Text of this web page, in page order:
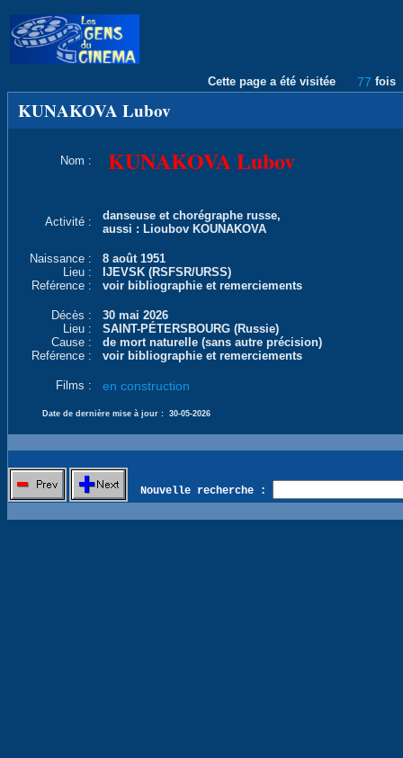
Cette page a été visitée 77 fois
KUNAKOVA Lubov
Nom : KUNAKOVA Lubov
Activité :
danseuse et chorégraphe russe,
aussi : Lioubov KOUNAKOVA
Naissance :
8 août 1951
Lieu :
IJEVSK (RSFSR/URSS)
Reférence :
voir bibliographie et remerciements
Décès :
30 mai 2026
Lieu :
SAINT-PÉTERSBOURG (Russie)
Cause :
de mort naturelle (sans autre précision)
Reférence :
voir bibliographie et remerciements
Films : en construction
Date de dernière mise à jour : 30-05-2026
Nouvelle recherche :